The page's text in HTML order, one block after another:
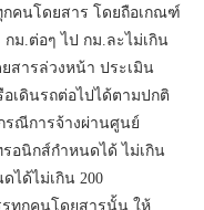
คนโดยสาร โดยถือเกณฑ์
กม.ต่อๆ ไป กม.ละไม่เกิน
สารล่วงหน้า ประเมิน
เดินรถต่อไปได้ตามปกติ
รณีการจ้างผ่านศูนย์
อนิกส์กําหนดได้ ไม่เกิน
ได้ไม่เกิน 200
รทุกคนโดยสารนั้น ให้